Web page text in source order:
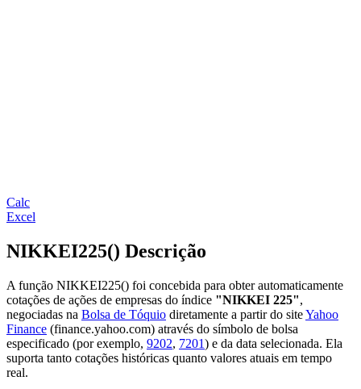
Calc
Excel
NIKKEI225() Descrição
A função NIKKEI225() foi concebida para obter automaticamente
cotações de ações de empresas do índice "NIKKEI 225",
negociadas na Bolsa de Tóquio diretamente a partir do siteYahoo
Finance (finance.yahoo.com) através do símbolo de bolsa
especificado (por exemplo, 9202, 7201) e da data selecionada. Ela
suporta tanto cotações históricas quanto valores atuais em tempo
real.